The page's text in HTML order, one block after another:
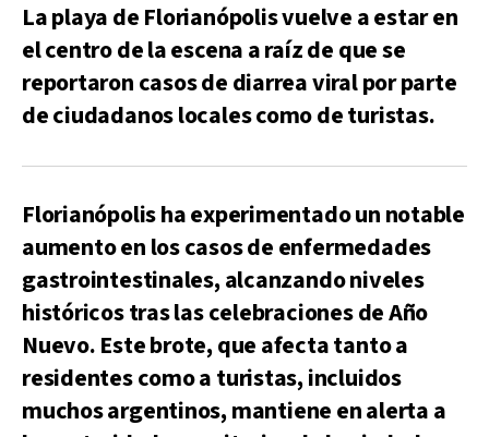
La playa de Florianópolis vuelve a estar en
el centro de la escena a raíz de que se
reportaron casos de diarrea viral por parte
de ciudadanos locales como de turistas.
Florianópolis ha experimentado un notable
aumento en los casos de enfermedades
gastrointestinales, alcanzando niveles
históricos tras las celebraciones de Año
Nuevo. Este brote, que afecta tanto a
residentes como a turistas, incluidos
muchos argentinos, mantiene en alerta a